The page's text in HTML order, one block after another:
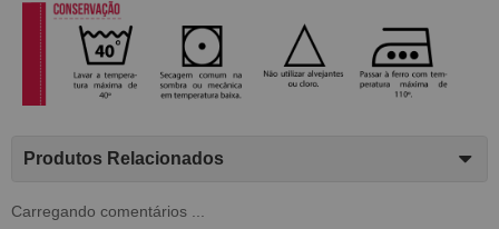
Produtos Relacionados
Carregando comentários ...